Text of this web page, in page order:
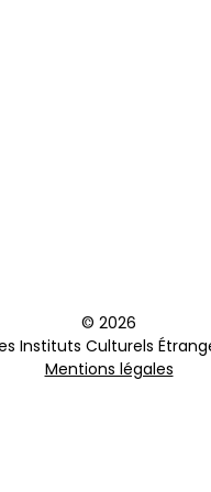
© 2026
Instituts Culturels
Mentions légales